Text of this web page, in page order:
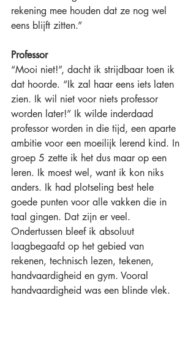
rekening mee houden dat ze nog wel
eens blijft zitten.”
Professor
“Mooi niet!”, dacht ik strijdbaar toen ik
dat hoorde. “Ik zal haar eens iets laten
zien. Ik wil niet voor niets professor
worden later!” Ik wilde inderdaad
professor worden in die tijd, een aparte
ambitie voor een moeilijk lerend kind. In
groep 5 zette ik het dus maar op een
leren. Ik moest wel, want ik kon niks
anders. Ik had plotseling best hele
goede punten voor alle vakken die in
taal gingen. Dat zijn er veel.
Ondertussen bleef ik absoluut
laagbegaafd op het gebied van
rekenen, technisch lezen, tekenen,
handvaardigheid en gym. Vooral
handvaardigheid was een blinde vlek.